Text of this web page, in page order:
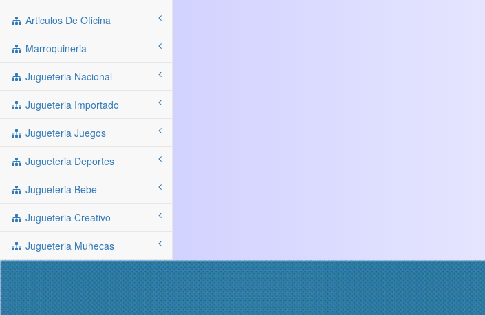
Articulos De Oficina
Marroquineria
Jugueteria Nacional
Jugueteria Importado
Jugueteria Juegos
Jugueteria Deportes
Jugueteria Bebe
Jugueteria Creativo
Jugueteria Muñecas